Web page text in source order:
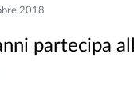
2018
partecipa